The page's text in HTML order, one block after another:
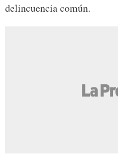
delincuencia común.